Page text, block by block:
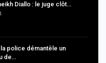
Diallo : le juge clôt…
police démantèle un
de…